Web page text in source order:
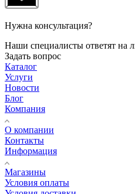
Нужна консультация?
Наши специалисты ответят на
Задать вопрос
Каталог
Услуги
Новости
Блог
Компания
О компании
Контакты
Информация
Магазины
Условия оплаты